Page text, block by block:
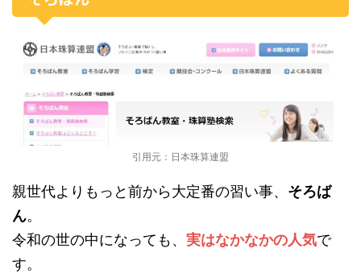
引用元：日本珠算連盟
親世代よりもっと前から大定番の習い事、 そろば
ん。
令和の世の中になっても、 実はなかなかの人気で
す。